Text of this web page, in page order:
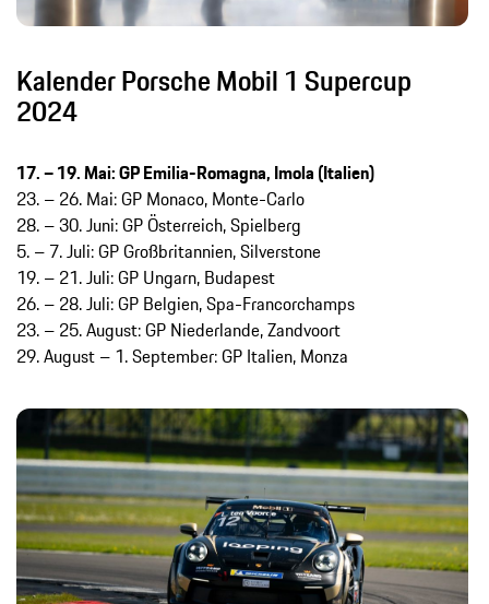
Kalender Porsche Mobil 1 Supercup
2024
17. – 19. Mai: GP Emilia-Romagna, Imola (Italien)
23. – 26. Mai: GP Monaco, Monte-Carlo
28. – 30. Juni: GP Österreich, Spielberg
5. – 7. Juli: GP Großbritannien, Silverstone
19. – 21. Juli: GP Ungarn, Budapest
26. – 28. Juli: GP Belgien, Spa-Francorchamps
23. – 25. August: GP Niederlande, Zandvoort
29. August – 1. September: GP Italien, Monza